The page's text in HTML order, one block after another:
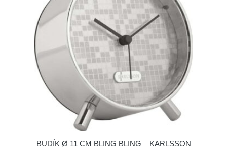
BUDÍK Ø 11 CM BLING BLING – KARLSSON